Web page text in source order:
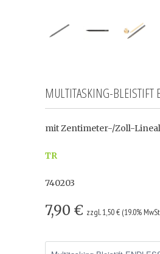
MULTITASKING-BLEISTIFT
mit Zentimeter-/Zoll-
TR
740203
7,90 € zzgl. 1,50 € (19.0%